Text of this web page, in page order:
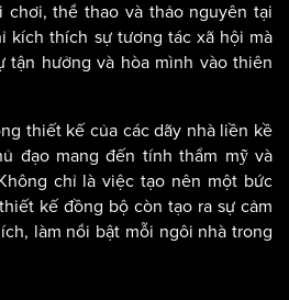
chơi, thể thao và thảo nguyên tại
kích thích sự tương tác xã hội mà
tận hưởng và hòa mình vào thiên
thiết kế của các dãy nhà liền kề
đạo mang đến tính thẩm mỹ và
chỉ là việc tạo nên một bức
kế đồng bộ còn tạo ra sự cảm
làm nổi bật mỗi ngôi nhà trong